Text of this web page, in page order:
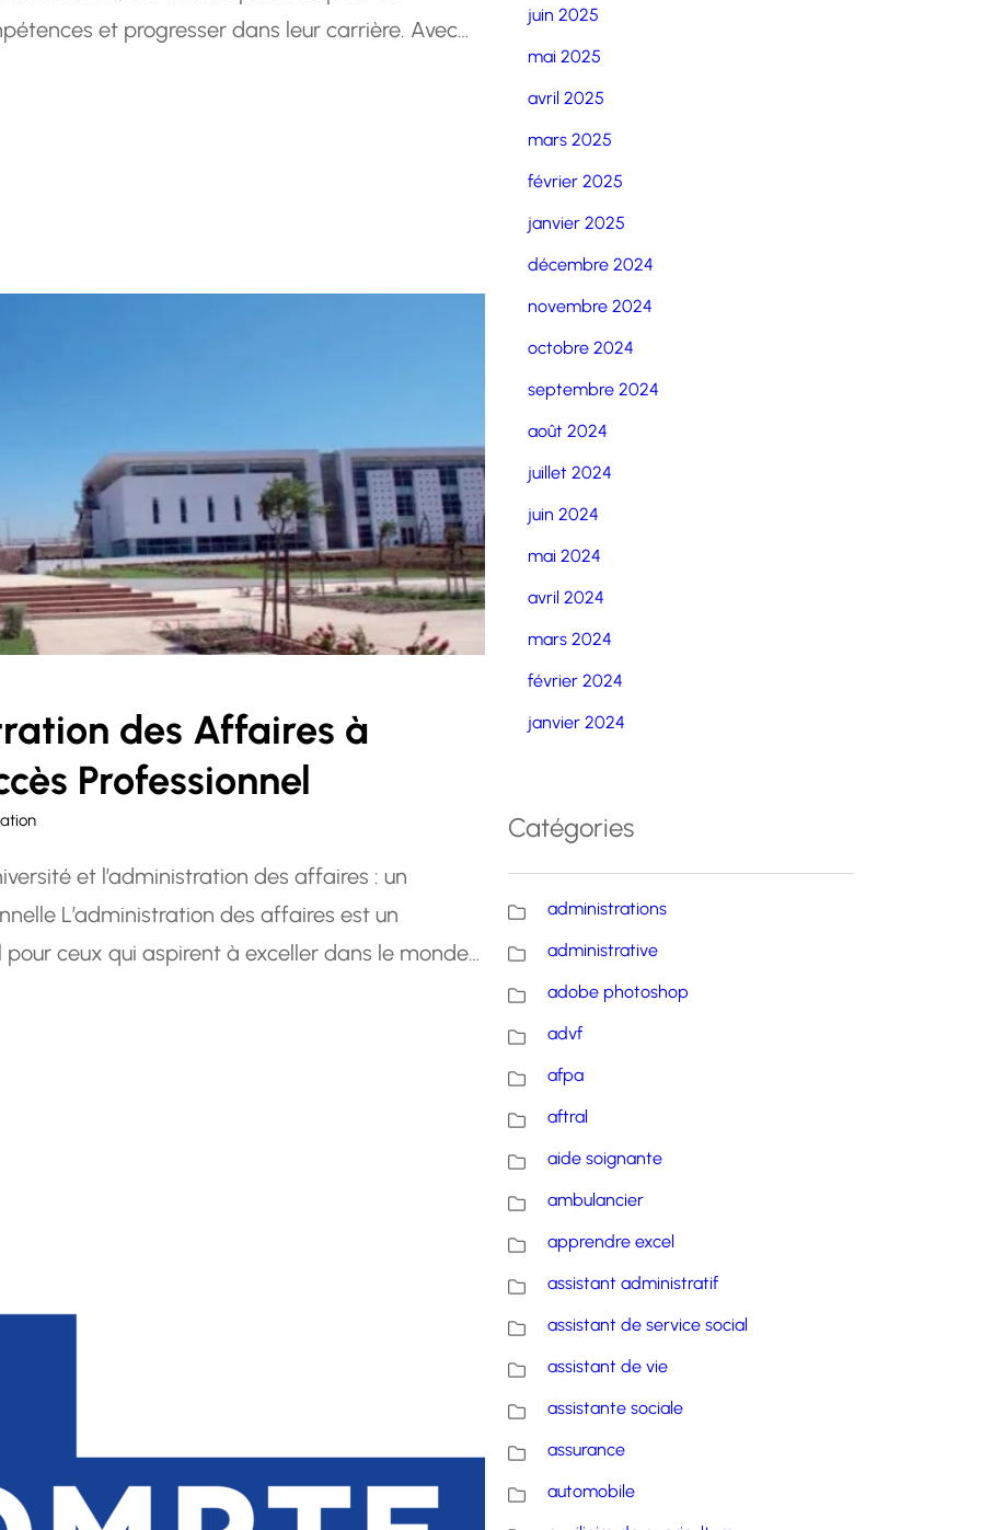
et progresser dans leur carrière. Avec
des Affaires à
Professionnel
et l’administration des affaires : un
L’administration des affaires est un
ceux qui aspirent à exceller dans le monde
juin 2025
mai 2025
avril 2025
mars 2025
février 2025
janvier 2025
décembre 2024
novembre 2024
octobre 2024
septembre 2024
août 2024
juillet 2024
juin 2024
mai 2024
avril 2024
mars 2024
février 2024
janvier 2024
Catégories
administrations
administrative
adobe photoshop
advf
afpa
aftral
aide soignante
ambulancier
apprendre excel
assistant administratif
assistant de service social
assistant de vie
assistante sociale
assurance
automobile